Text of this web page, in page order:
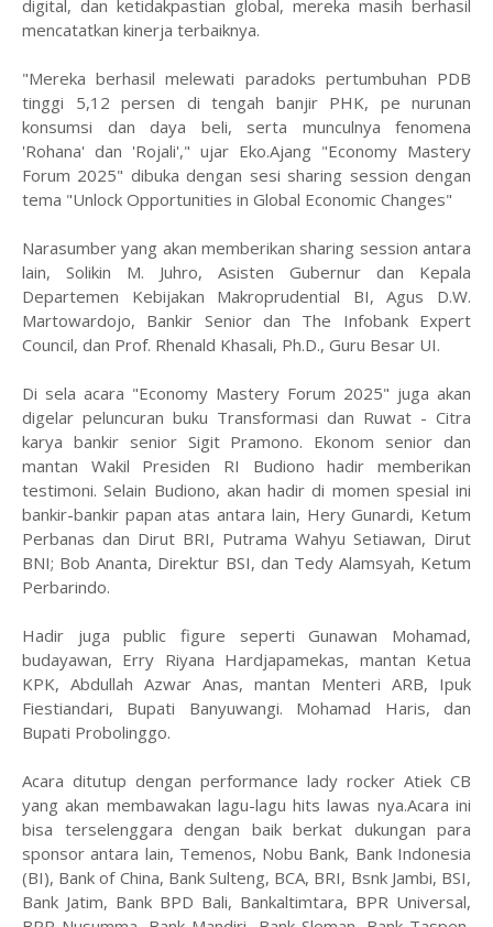
digital, dan ketidakpastian global, mereka masih berhasil
mencatatkan kinerja terbaiknya.
"Mereka berhasil melewati paradoks pertumbuhan PDB
tinggi 5,12 persen di tengah banjir PHK, pe nurunan
konsumsi dan daya beli, serta munculnya fenomena
'Rohana' dan 'Rojali'," ujar Eko.Ajang "Economy Mastery
Forum 2025" dibuka dengan sesi sharing session dengan
tema "Unlock Opportunities in Global Economic Changes"
Narasumber yang akan memberikan sharing session antara
lain, Solikin M. Juhro, Asisten Gubernur dan Kepala
Departemen Kebijakan Makroprudential BI, Agus D.W.
Martowardojo, Bankir Senior dan The Infobank Expert
Council, dan Prof. Rhenald Khasali, Ph.D., Guru Besar UI.
Di sela acara "Economy Mastery Forum 2025" juga akan
digelar peluncuran buku Transformasi dan Ruwat - Citra
karya bankir senior Sigit Pramono. Ekonom senior dan
mantan Wakil Presiden RI Budiono hadir memberikan
testimoni. Selain Budiono, akan hadir di momen spesial ini
bankir-bankir papan atas antara lain, Hery Gunardi, Ketum
Perbanas dan Dirut BRI, Putrama Wahyu Setiawan, Dirut
BNI; Bob Ananta, Direktur BSI, dan Tedy Alamsyah, Ketum
Perbarindo.
Hadir juga public figure seperti Gunawan Mohamad,
budayawan, Erry Riyana Hardjapamekas, mantan Ketua
KPK, Abdullah Azwar Anas, mantan Menteri ARB, Ipuk
Fiestiandari, Bupati Banyuwangi. Mohamad Haris, dan
Bupati Probolinggo.
Acara ditutup dengan performance lady rocker Atiek CB
yang akan membawakan lagu-lagu hits lawas nya.Acara ini
bisa terselenggara dengan baik berkat dukungan para
sponsor antara lain, Temenos, Nobu Bank, Bank Indonesia
(BI), Bank of China, Bank Sulteng, BCA, BRI, Bsnk Jambi, BSI,
Bank Jatim, Bank BPD Bali, Bankaltimtara, BPR Universal,